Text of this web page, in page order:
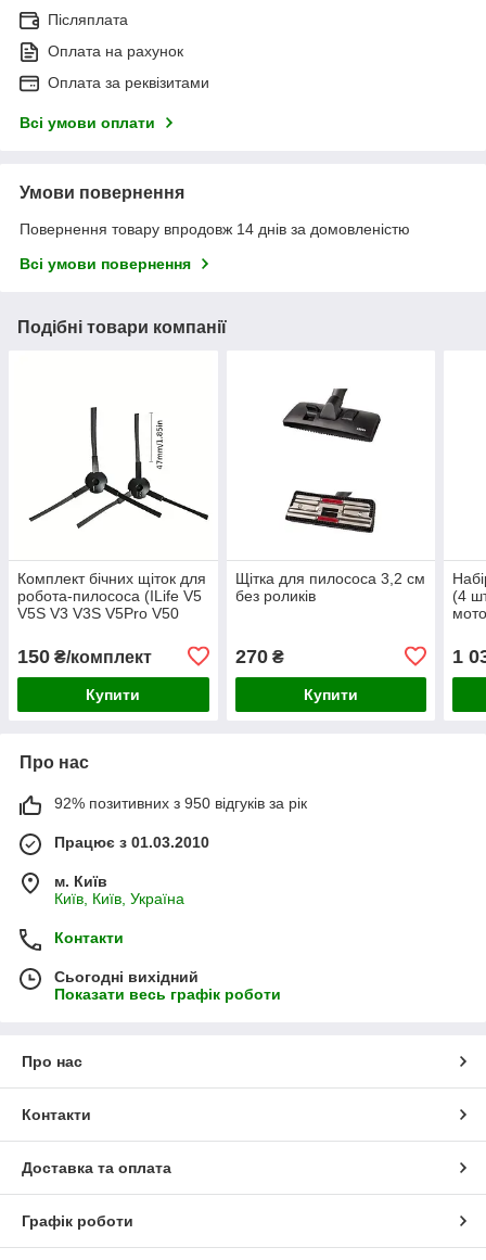
Післяплата
Оплата на рахунок
Оплата за реквізитами
Всі умови оплати
Умови повернення
Повернення товару впродовж 14 днів за домовленістю
Всі умови повернення
Подібні товари компанії
Комплект бічних щіток для
робота-пилососа (ILife V5
V5S V3 V3S V5Pro V50
шт (R + L)
150 ₴/комплект
Купити
Щітка для пилососа 3,2 см
без роликів
270₴
Купити
(4
1
Про нас
92% позитивних з 950 відгуків за рік
Працює з 01.03.2010
м. Київ
Київ, Київ, Україна
Контакти
Сьогодні вихідний
Показати весь графік роботи
Про нас
Контакти
Доставка та оплата
Графік роботи